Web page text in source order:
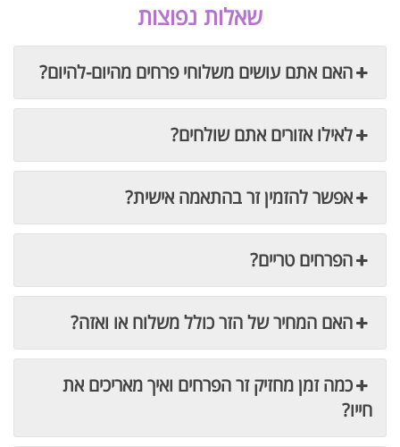
שאלות נפוצות
האם אתם עושים משלוחי פרחים מהיום-להיום?
לאילו אזורים אתם שולחים?
אפשר להזמין זר בהתאמה אישית?
הפרחים טריים?
האם המחיר של הזר כולל משלוח או ואזה?
כמה זמן מחזיק זר הפרחים ואיך מאריכים את
חייו?